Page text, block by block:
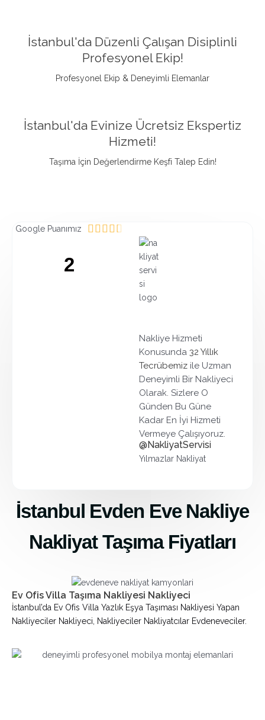
İstanbul'da Düzenli Çalışan Disiplinli
Profesyonel Ekip!
Profesyonel Ekip & Deneyimli Elemanlar
İstanbul'da Evinize Ücretsiz Ekspertiz
Hizmeti!
Taşıma İçin Değerlendirme Keşfi Talep Edin!
Google Puanımız     
2
Nakliye Hizmeti
Konusunda32 Yıllık
Tecrübemiz ile Uzman
Deneyimli Bir Nakliyeci
Olarak. Sizlere O
Günden Bu Güne
Kadar En İyi Hizmeti
Vermeye Çalışıyoruz.
@NakliyatServisi
Yılmazlar Nakliyat
İstanbul Evden Eve Nakliye
Nakliyat Taşıma Fiyatları
Ev Ofis Villa Taşıma Nakliyesi Nakliyeci
İstanbul’da Ev Ofis Villa Yazlık Eşya Taşıması Nakliyesi Yapan
Nakliyeciler Nakliyeci, Nakliyeciler Nakliyatcılar Evdeneveciler.